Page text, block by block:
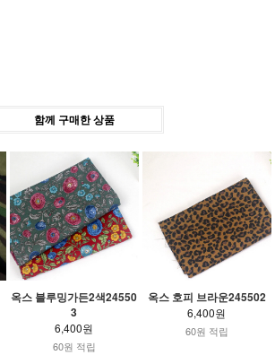
함께 구매한 상품
옥스 블루밍가든2색24550
3
6,400원
60원 적립
옥스 호피 브라운245502
6,400원
60원 적립